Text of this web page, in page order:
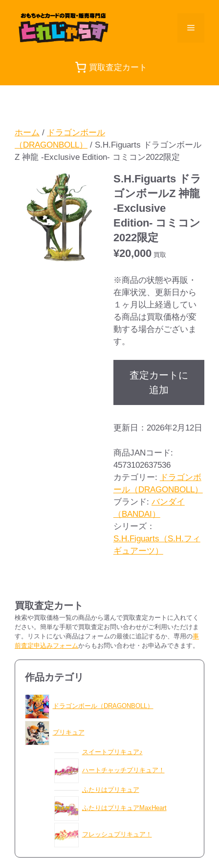
メ
ュ
買取査定カート
ホーム / ドラゴンボール
（DRAGONBOLL）
/ S.H.Figuarts ドラゴンボール
Z 神龍 -Exclusive Edition- コミコン2022限定
S.H.Figuarts ドラ
ゴンボールZ 神龍
-Exclusive
Edition- コミコン
2022限定
¥20,000買取
※商品の状態や再販・
在庫状況、更新日から
１ヶ月以上経過してい
る商品は買取価格が変
動する場合がございま
す。
査定カートに
追加
更新日：2026年2月12日
商品JANコード:
4573102637536
カテゴリー:
ドラゴンボ
ール（DRAGONBOLL）
ブランド: バンダイ
（BANDAI）
シリーズ：
S.H.Figuarts（S.H.フィ
ギュアーツ）
買取査定カート
検索や買取価格一覧の商品から選んで買取査定カートに入れてく
ださい。簡単な手順で買取査定お問い合わせがご利用いただけま
す。リストにない商品はフォームの最後に追記するか、専用の事
前査定申込みフォームからもお問い合わせ・お申込みできます。
作品カテゴリ
ドラゴンボール（DRAGONBOLL）
プリキュア
スイートプリキュア♪
ハートチャッチプリキュア！
ふたりはプリキュア
ふたりはプリキュアMaxHeart
フレッシュプリキュア！